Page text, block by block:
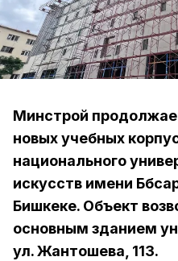
Минстрой
новых учебных
национального
искусств имени
Бишкеке. Объект
основным зданием
ул. Жантошева, 113.